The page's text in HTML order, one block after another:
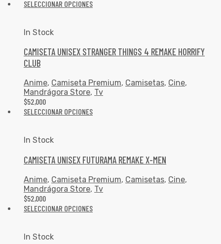
SELECCIONAR OPCIONES
In Stock
CAMISETA UNISEX STRANGER THINGS 4 REMAKE HORRIFY
CLUB
Anime, Camiseta Premium, Camisetas, Cine,
Mandrágora Store, Tv
$52,000
SELECCIONAR OPCIONES
In Stock
CAMISETA UNISEX FUTURAMA REMAKE X-MEN
Anime, Camiseta Premium, Camisetas, Cine,
Mandrágora Store, Tv
$52,000
SELECCIONAR OPCIONES
In Stock